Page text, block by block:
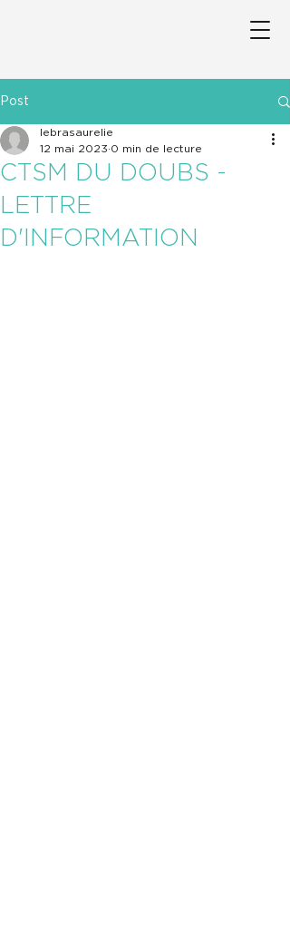
Post
CTSM DU DOUBS -
LETTRE
D'INFORMATION
lebrasaurelie
12 mai 2023 0 min de lecture